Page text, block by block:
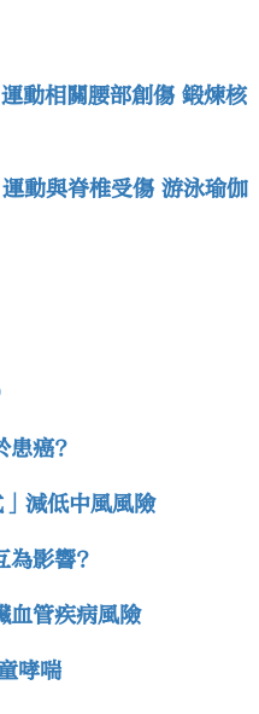
動相關腰部創傷 鍛煉核
動與脊椎受傷 游泳瑜伽
患癌?
減低中風風險
為影響?
血管疾病風險
哮喘